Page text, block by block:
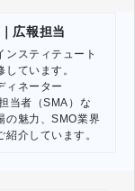
広報担当
ンスティテュート
ています。
ィネーター
当者（SMA）な
の魅力、SMO業界
介しています。